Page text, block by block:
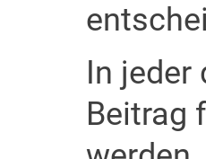
In jeder
Beitrag